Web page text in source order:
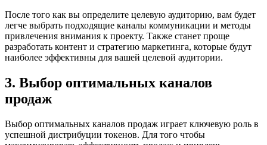
После того как вы определите целевую аудиторию, вам будет
легче выбрать подходящие каналы коммуникации и методы
привлечения внимания к проекту. Также станет проще
разработать контент и стратегию маркетинга, которые будут
наиболее эффективны для вашей целевой аудитории.
3. Выбор оптимальных каналов
продаж
Выбор оптимальных каналов продаж играет ключевую роль в
успешной дистрибуции токенов. Для того чтобы